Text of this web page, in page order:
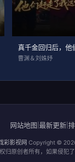
曹渊＆刘姝妤
网站地图 最新更新
彩影视网 Copyright ©
归原创者所有，如果侵犯